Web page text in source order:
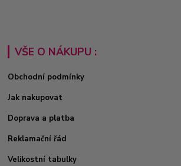
VŠE O NÁKUPU :
Obchodní podmínky
Jak nakupovat
Doprava a platba
Reklamační řád
Velikostní tabulky